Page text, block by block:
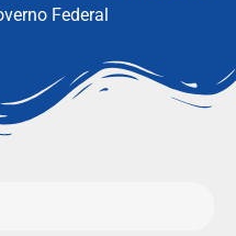
Federal